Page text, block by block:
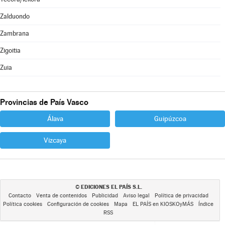
Zalduondo
Zambrana
Zigoitia
Zuia
Provincias de País Vasco
Álava Guipúzcoa
Vizcaya
© EDICIONES EL PAÍS S.L.
Contacto Venta de contenidos Publicidad Aviso legal
Política de privacidad
Política cookies
Configuración de cookies Mapa EL PAÍS en KIOSKOyMÁS
Índice
RSS